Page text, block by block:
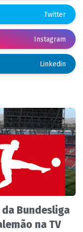
Twitter
Instagram
Linkedin
Bundesliga
na TV